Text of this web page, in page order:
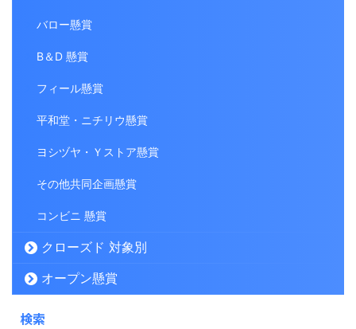
バロー懸賞
B＆D 懸賞
フィール懸賞
平和堂・ニチリウ懸賞
ヨシヅヤ・Ｙストア懸賞
その他共同企画懸賞
コンビニ 懸賞
クローズド 対象別
オープン懸賞
検索